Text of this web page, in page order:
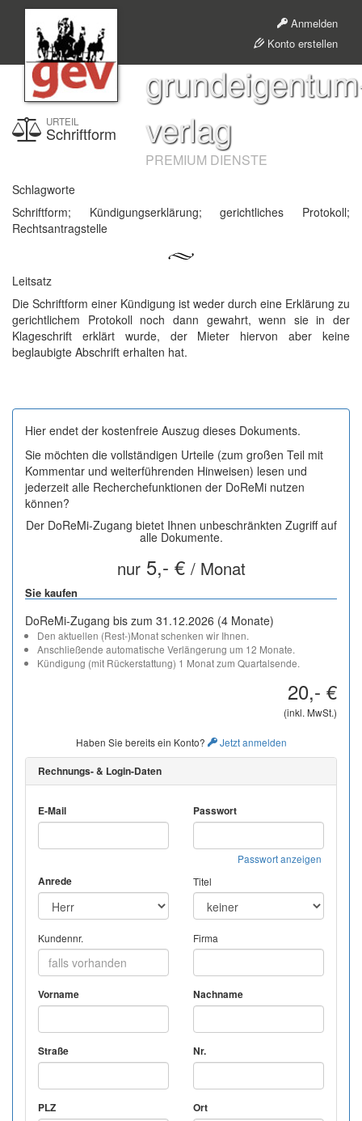
Anmelden
Konto erstellen
verlag
PREMIUM DIENSTE
URTEIL
Schriftform
Schlagworte
Schriftform; Kündigungserklärung; gerichtliches Protokoll;
Rechtsantragstelle
Leitsatz
Die Schriftform einer Kündigung ist weder durch eine Erklärung zu
gerichtlichem Protokoll noch dann gewahrt, wenn sie in der
Klageschrift erklärt wurde, der Mieter hiervon aber keine
beglaubigte Abschrift erhalten hat.
Hier endet der kostenfreie Auszug dieses Dokuments.
Sie möchten die vollständigen Urteile (zum großen Teil mit
Kommentar und weiterführenden Hinweisen) lesen und
jederzeit alle Recherchefunktionen der DoReMi nutzen
können?
Der DoReMi-Zugang bietet Ihnen unbeschränkten Zugriff auf
alle Dokumente.
nur5,- € / Monat
Sie kaufen
DoReMi-Zugang bis zum 31.12.2026 (4 Monate)
Den aktuellen (Rest-)Monat schenken wir Ihnen.
Anschließende automatische Verlängerung um 12 Monate.
Kündigung (mit Rückerstattung) 1 Monat zum Quartalsende.
20,- €
(inkl. MwSt.)
Haben Sie bereits ein Konto? Jetzt anmelden
Rechnungs- & Login-Daten
E-Mail Passwort
Passwort anzeigen
Anrede Titel
Kundennr. Firma
Vorname Nachname
Straße Nr.
PLZ Ort